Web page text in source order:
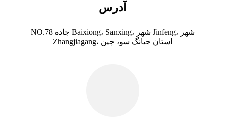
آدرس
NO.78 جاده Baixiong، Sanxing، شهر Jinfeng، شهر
Zhangjiagang، استان جیانگ سو، چین